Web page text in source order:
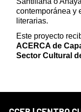
contemporánea y
literarias.
Este proyecto
ACERCA de
Sector Cultural